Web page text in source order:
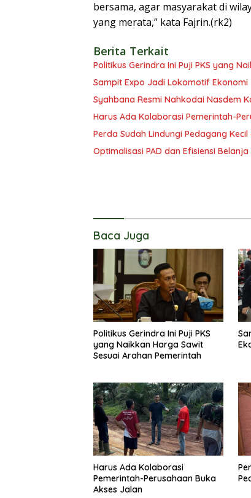
bersama, agar masyarakat di
yang merata,” kata Fajrin.(rk2)
Berita Terkait
Politikus Gerindra Ini Puji PKS yang
Sampit Expo Jadi Lokomotif Ekonomi
Syahbana Resmi Nahkodai Nasdem
Harus Ada Kolaborasi Pemerintah-
Perda Sudah Lindungi Pedagang Kecil
Optimalisasi PAD dan Efisiensi
Baca Juga
Politikus Gerindra Ini Puji PKS
yang Naikkan Harga Sawit
Sesuai Arahan Pemerintah
Harus Ada Kolaborasi
Pemerintah-Perusahaan Buka
Akses Jalan